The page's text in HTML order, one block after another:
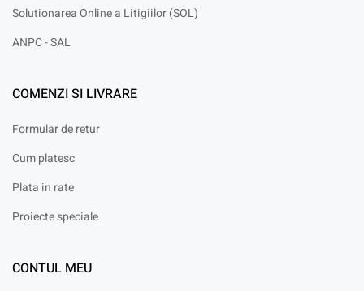
Solutionarea Online a Litigiilor (SOL)
ANPC - SAL
COMENZI SI LIVRARE
Formular de retur
Cum platesc
Plata in rate
Proiecte speciale
CONTUL MEU